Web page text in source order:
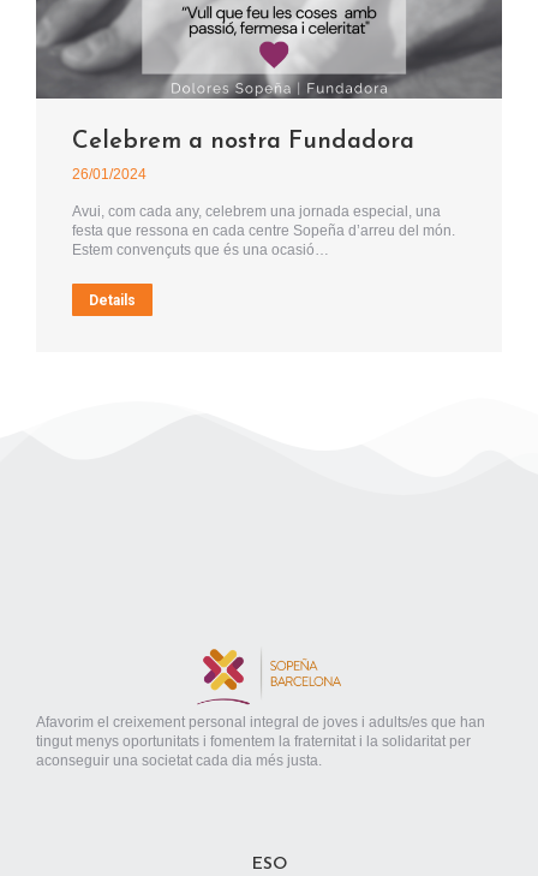
Celebrem a nostra Fundadora
26/01/2024
Avui, com cada any, celebrem una jornada especial, una
festa que ressona en cada centre Sopeña d’arreu del món.
Estem convençuts que és una ocasió…
Details
Afavorim el creixement personal integral de joves i adults/es que han
tingut menys oportunitats i fomentem la fraternitat i la solidaritat per
aconseguir una societat cada dia més justa.
ESO